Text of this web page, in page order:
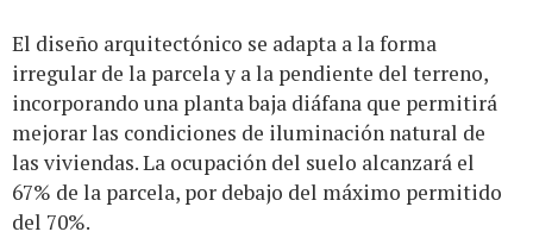
El diseño arquitectónico se adapta a la forma
irregular de la parcela y a la pendiente del terreno,
incorporando una planta baja diáfana que permitirá
mejorar las condiciones de iluminación natural de
las viviendas. La ocupación del suelo alcanzará el
67% de la parcela, por debajo del máximo permitido
del 70%.